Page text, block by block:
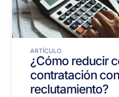
ARTÍCULO
¿Cómo reducir
contratación
reclutamiento?